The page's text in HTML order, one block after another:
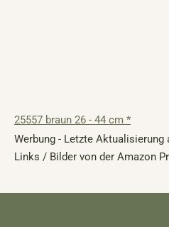
25557 braun 26 - 44 cm *
Werbung - Letzte
Links / Bilder von der Amazon